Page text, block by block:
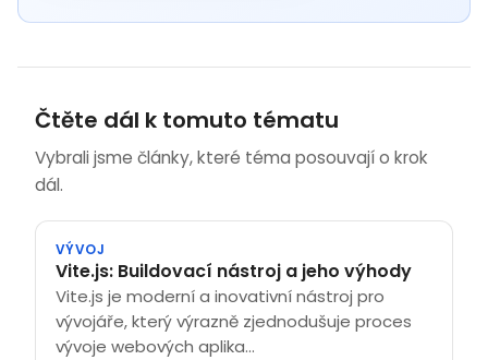
Čtěte dál k tomuto tématu
Vybrali jsme články, které téma posouvají o krok
dál.
VÝVOJ
Vite.js: Buildovací nástroj a jeho výhody
Vite.js je moderní a inovativní nástroj pro
vývojáře, který výrazně zjednodušuje proces
vývoje webových aplika...